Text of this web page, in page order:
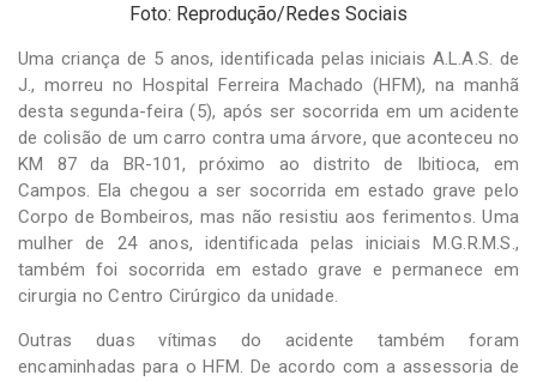
Foto: Reprodução/Redes Sociais
Uma criança de 5 anos, identificada pelas iniciais A.L.A.S. de
J., morreu no Hospital Ferreira Machado (HFM), na manhã
desta segunda-feira (5), após ser socorrida em um acidente
de colisão de um carro contra uma árvore, que aconteceu no
KM 87 da BR-101, próximo ao distrito de Ibitioca, em
Campos. Ela chegou a ser socorrida em estado grave pelo
Corpo de Bombeiros, mas não resistiu aos ferimentos. Uma
mulher de 24 anos, identificada pelas iniciais M.G.R.M.S.,
também foi socorrida em estado grave e permanece em
cirurgia no Centro Cirúrgico da unidade.
Outras duas vítimas do acidente também foram
encaminhadas para o HFM. De acordo com a assessoria de